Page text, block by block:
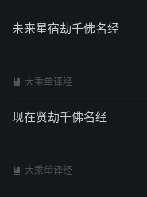
未来星宿劫千佛名经
 大乘单译经
现在贤劫千佛名经
 大乘单译经